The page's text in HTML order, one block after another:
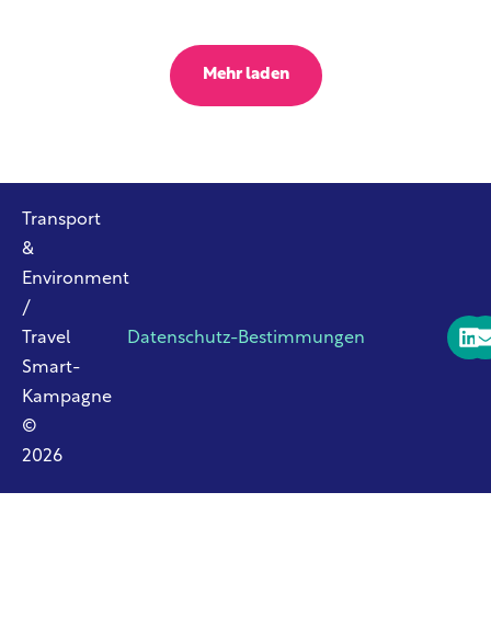
Mehr laden
Transport
&
Environment
/
Travel
Smart-
Kampagne
©
2026
Datenschutz-Bestimmungen